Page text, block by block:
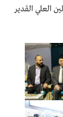
العلي القدير